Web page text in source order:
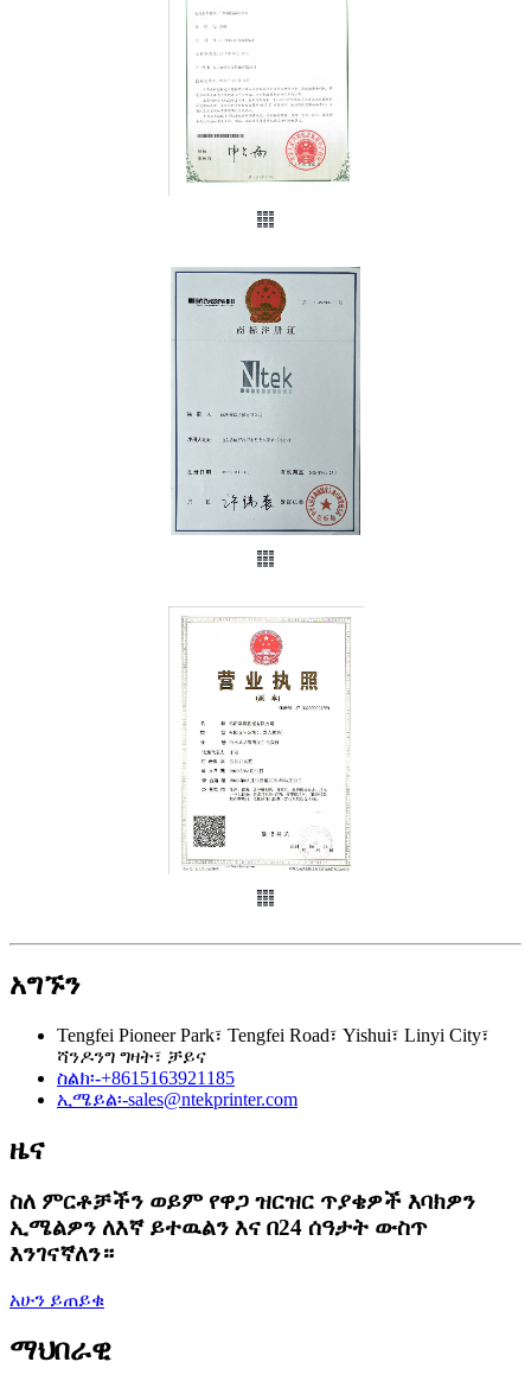
አግኙን
Tengfei Pioneer Park፣ Tengfei Road፣ Yishui፣ Linyi City፣
ሻንዶንግ ግዛት፣ ቻይና
ስልክ፡-+8615163921185
ኢሜይል፡-sales@ntekprinter.com
ዜና
ስለ ምርቶቻችን ወይም የዋጋ ዝርዝር ጥያቄዎች እባክዎን
ኢሜልዎን ለእኛ ይተዉልን እና በ24 ሰዓታት ውስጥ
እንገናኛለን።
አሁን ይጠይቁ
ማህበራዊ